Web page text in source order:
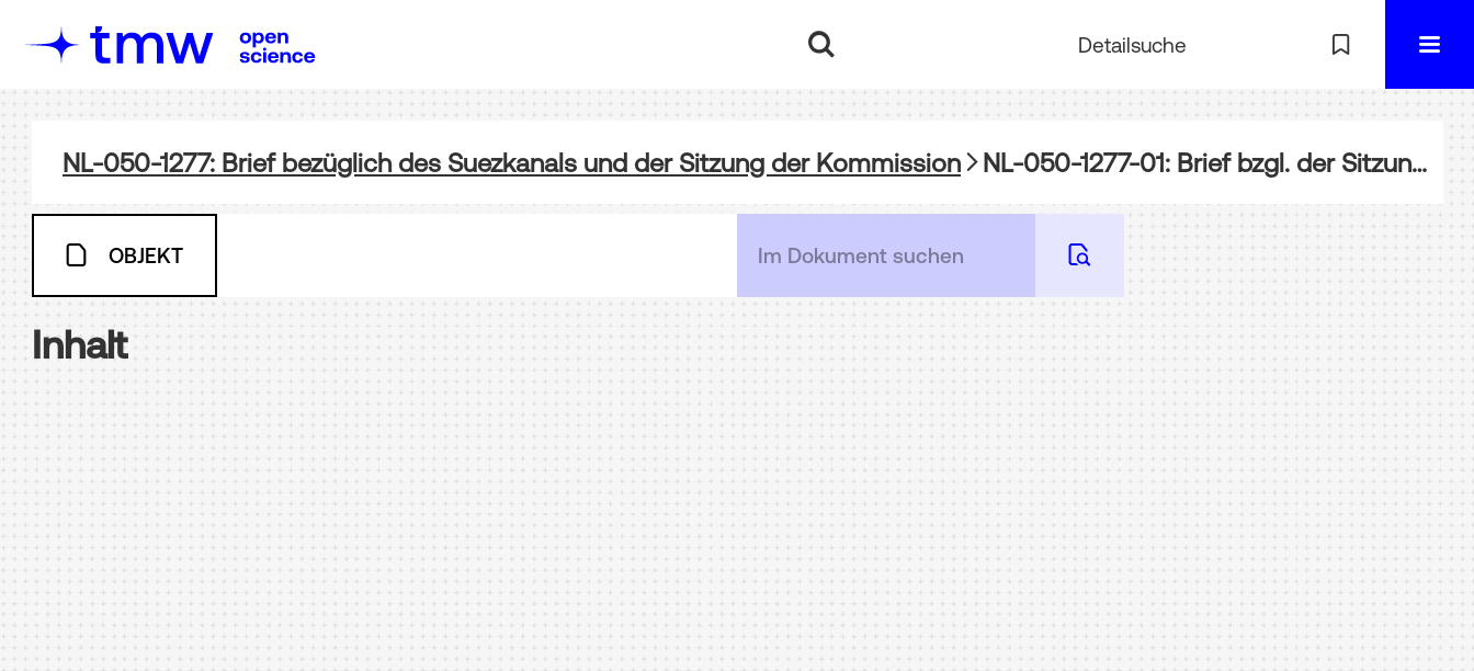
Detailsuche
NL-050-1277: Brief bezüglich des Suezkanals und der Sitzung der Kommission NL-050-1277-01: Brief bzgl. der Sitzung der Kommission
OBJEKT
Inhalt